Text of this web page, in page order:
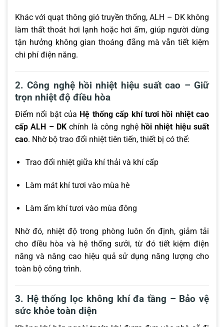
Khác với quạt thông gió truyền thống, ALH – DK không
làm thất thoát hơi lạnh hoặc hơi ấm, giúp người dùng
tận hưởng không gian thoáng đãng mà vẫn tiết kiệm
chi phí điện năng.
2. Công nghệ hồi nhiệt hiệu suất cao – Giữ
trọn nhiệt độ điều hòa
Điểm nổi bật của Hệ thống cấp khí tươi hồi nhiệt cao
cấp ALH – DK chính là công nghệ hồi nhiệt hiệu suất
cao. Nhờ bộ trao đổi nhiệt tiên tiến, thiết bị có thể:
Trao đổi nhiệt giữa khí thải và khí cấp
Làm mát khí tươi vào mùa hè
Làm ấm khí tươi vào mùa đông
Nhờ đó, nhiệt độ trong phòng luôn ổn định, giảm tải
cho điều hòa và hệ thống sưởi, từ đó tiết kiệm điện
năng và nâng cao hiệu quả sử dụng năng lượng cho
toàn bộ công trình.
3. Hệ thống lọc không khí đa tầng – Bảo vệ
sức khỏe toàn diện